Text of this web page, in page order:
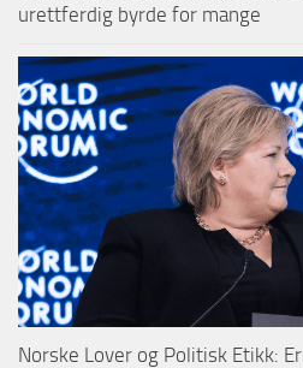
urettferdig byrde for mange
Norske Lover og Politisk Etikk: